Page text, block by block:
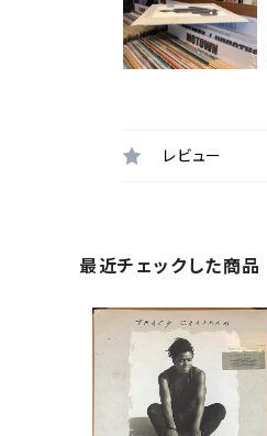
レビュー
最近チェックした商品